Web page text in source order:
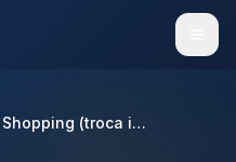
Studio 5 Shopping (troca informal)